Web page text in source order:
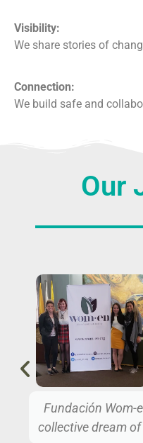
Visibility:
We share stories of
Connection:
We build safe and
Our
Fundación Wom-
collective dream